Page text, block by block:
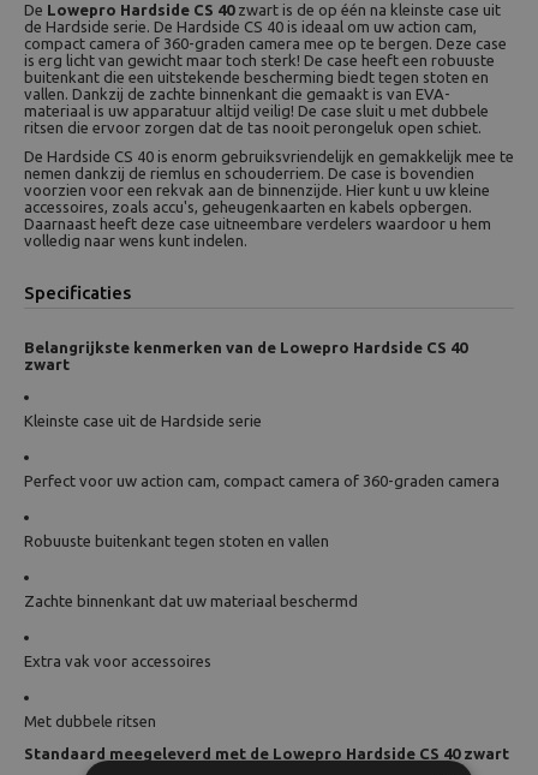
De Lowepro Hardside CS 40zwart is de op één na kleinste case uit
de Hardside serie. De Hardside CS 40 is ideaal om uw action cam,
compact camera of 360-graden camera mee op te bergen. Deze case
is erg licht van gewicht maar toch sterk! De case heeft een robuuste
buitenkant die een uitstekende bescherming biedt tegen stoten en
vallen. Dankzij de zachte binnenkant die gemaakt is van EVA-
materiaal is uw apparatuur altijd veilig! De case sluit u met dubbele
ritsen die ervoor zorgen dat de tas nooit perongeluk open schiet.
De Hardside CS 40 is enorm gebruiksvriendelijk en gemakkelijk mee te
nemen dankzij de riemlus en schouderriem. De case is bovendien
voorzien voor een rekvak aan de binnenzijde. Hier kunt u uw kleine
accessoires, zoals accu's, geheugenkaarten en kabels opbergen.
Daarnaast heeft deze case uitneembare verdelers waardoor u hem
volledig naar wens kunt indelen.
Specificaties
Belangrijkste kenmerken van de Lowepro Hardside CS 40
zwart
Kleinste case uit de Hardside serie
Perfect voor uw action cam, compact camera of 360-graden camera
Robuuste buitenkant tegen stoten en vallen
Zachte binnenkant dat uw materiaal beschermd
Extra vak voor accessoires
Met dubbele ritsen
Standaard meegeleverd met de Lowepro Hardside CS 40 zwart